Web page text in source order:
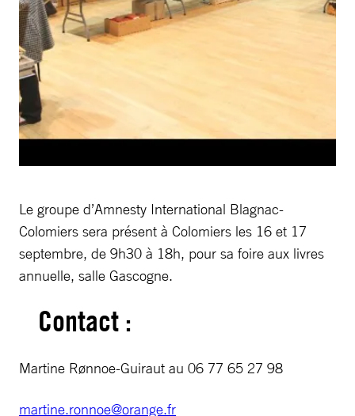
Le groupe d’Amnesty International Blagnac-
Colomiers sera présent à Colomiers les 16 et 17
septembre, de 9h30 à 18h, pour sa foire aux livres
annuelle, salle Gascogne.
Contact :
Martine Rønnoe-Guiraut au 06 77 65 27 98
martine.ronnoe@orange.fr